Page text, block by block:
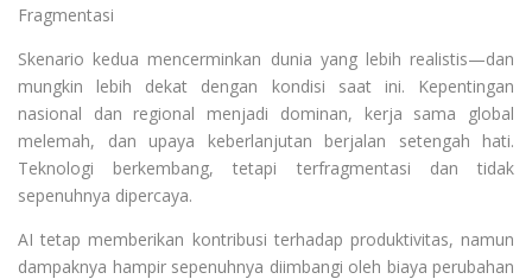
Fragmentasi
Skenario kedua mencerminkan dunia yang lebih realistis—dan
mungkin lebih dekat dengan kondisi saat ini. Kepentingan
nasional dan regional menjadi dominan, kerja sama global
melemah, dan upaya keberlanjutan berjalan setengah hati.
Teknologi berkembang, tetapi terfragmentasi dan tidak
sepenuhnya dipercaya.
AI tetap memberikan kontribusi terhadap produktivitas, namun
dampaknya hampir sepenuhnya diimbangi oleh biaya perubahan